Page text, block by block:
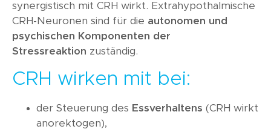
synergistisch mit CRH wirkt. Extrahypothalmische
CRH-Neuronen sind für die autonomen und
psychischen Komponenten der
Stressreaktion zuständig.
CRH wirken mit bei:
der Steuerung des Essverhaltens (CRH wirkt
anorektogen),